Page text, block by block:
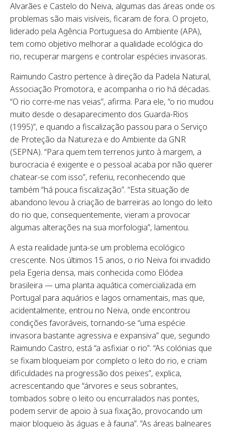
Alvarães e Castelo do Neiva, algumas das áreas onde os
problemas são mais visíveis, ficaram de fora. O projeto,
liderado pela Agência Portuguesa do Ambiente (APA),
tem como objetivo melhorar a qualidade ecológica do
rio, recuperar margens e controlar espécies invasoras.
Raimundo Castro pertence à direção da Padela Natural,
Associação Promotora, e acompanha o rio há décadas.
“O rio corre-me nas veias”, afirma. Para ele, “o rio mudou
muito desde o desaparecimento dos Guarda-Rios
(1995)”, e quando a fiscalização passou para o Serviço
de Proteção da Natureza e do Ambiente da GNR
(SEPNA). “Para quem tem terrenos junto à margem, a
burocracia é exigente e o pessoal acaba por não querer
chatear-se com isso”, referiu, reconhecendo que
também “há pouca fiscalização”. “Esta situação de
abandono levou à criação de barreiras ao longo do leito
do rio que, consequentemente, vieram a provocar
algumas alterações na sua morfologia”, lamentou.
A esta realidade junta-se um problema ecológico
crescente. Nos últimos 15 anos, o rio Neiva foi invadido
pela Egeria densa, mais conhecida como Elódea
brasileira — uma planta aquática comercializada em
Portugal para aquários e lagos ornamentais, mas que,
acidentalmente, entrou no Neiva, onde encontrou
condições favoráveis, tornando-se “uma espécie
invasora bastante agressiva e expansiva” que, segundo
Raimundo Castro, está “a asfixiar o rio”. “As colónias que
se fixam bloqueiam por completo o leito do rio, e criam
dificuldades na progressão dos peixes”, explica,
acrescentando que “árvores e seus sobrantes,
tombados sobre o leito ou encurralados nas pontes,
podem servir de apoio à sua fixação, provocando um
maior bloqueio às águas e à fauna”. “As áreas balneares